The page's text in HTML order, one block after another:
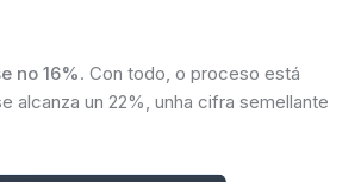
no 16%. Con todo, o proceso está
alcanza un 22%, unha cifra semellante